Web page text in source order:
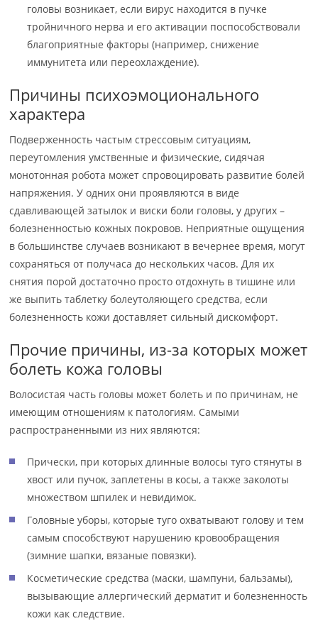
головы возникает, если вирус находится в пучке
тройничного нерва и его активации поспособствовали
благоприятные факторы (например, снижение
иммунитета или переохлаждение).
Причины психоэмоционального
характера
Подверженность частым стрессовым ситуациям,
переутомления умственные и физические, сидячая
монотонная робота может спровоцировать развитие болей
напряжения. У одних они проявляются в виде
сдавливающей затылок и виски боли головы, у других –
болезненностью кожных покровов. Неприятные ощущения
в большинстве случаев возникают в вечернее время, могут
сохраняться от получаса до нескольких часов. Для их
снятия порой достаточно просто отдохнуть в тишине или
же выпить таблетку болеутоляющего средства, если
болезненность кожи доставляет сильный дискомфорт.
Прочие причины, из-за которых может
болеть кожа головы
Волосистая часть головы может болеть и по причинам, не
имеющим отношениям к патологиям. Самыми
распространенными из них являются:
Прически, при которых длинные волосы туго стянуты в
хвост или пучок, заплетены в косы, а также заколоты
множеством шпилек и невидимок.
Головные уборы, которые туго охватывают голову и тем
самым способствуют нарушению кровообращения
(зимние шапки, вязаные повязки).
Косметические средства (маски, шампуни, бальзамы),
вызывающие аллергический дерматит и болезненность
кожи как следствие.